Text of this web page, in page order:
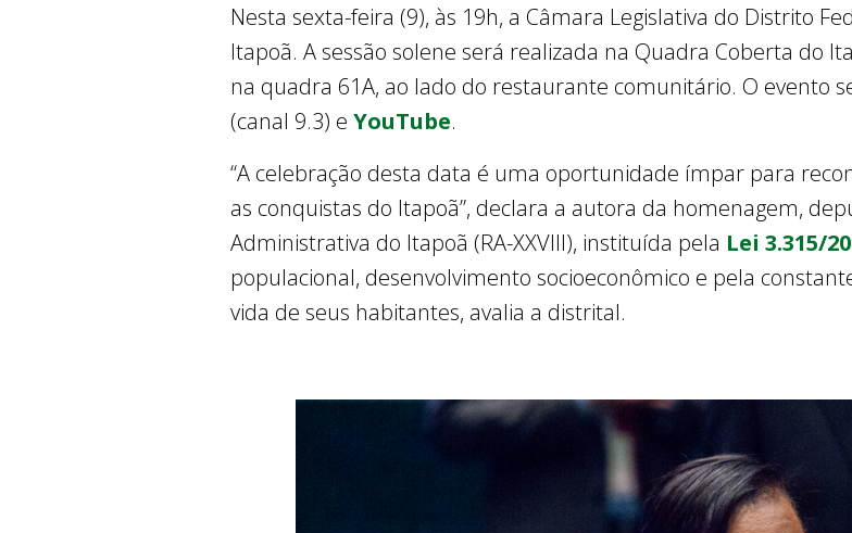
Nesta sexta-feira (9), às 19h, a Câmara Legislativa do Distrito
Itapoã. A sessão solene será realizada na Quadra Coberta do
na quadra 61A, ao lado do restaurante comunitário. O evento
(canal 9.3) e YouTube.
“A celebração desta data é uma oportunidade ímpar para
as conquistas do Itapoã”, declara a autora da homenagem,
Administrativa do Itapoã (RA-XXVIII), instituída pela Lei 3.315/
populacional, desenvolvimento socioeconômico e pela
vida de seus habitantes, avalia a distrital.